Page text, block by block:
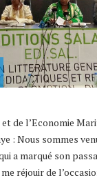
de l’Economie
: Nous sommes
a marqué son
réjouir de